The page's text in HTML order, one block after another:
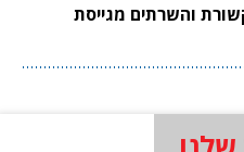
והשרתים מגייסת